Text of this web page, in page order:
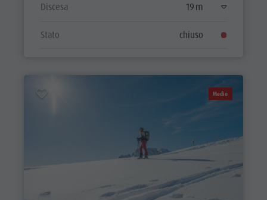
Discesa 19 m
Stato chiuso
Medio